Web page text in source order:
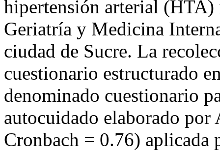
hipertensión arterial (HTA)
Geriatría y Medicina
ciudad de Sucre. La
cuestionario estructurado
denominado cuestionario
autocuidado elaborado
Cronbach = 0.76) aplicada